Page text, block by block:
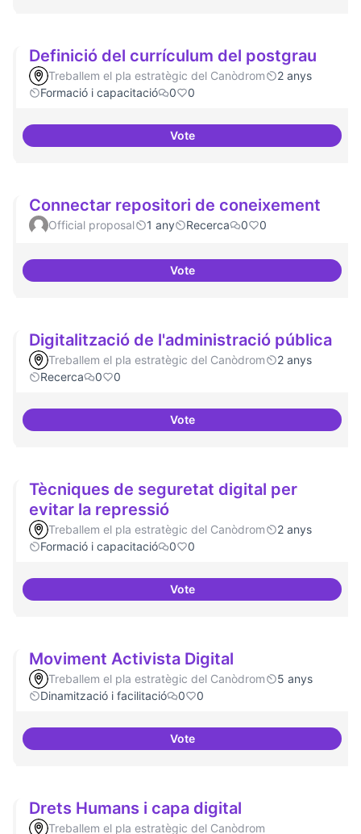
Definició del currículum del postgrau
Treballem el pla estratègic del Canòdrom
2 anys
Formació i capacitació
0 0
VoteDefinició del currículum del
Connectar repositori de coneixement
Official proposal 1 any Recerca 0 0
VoteConnectar repositori de
Digitalització de l'administració pública
Treballem el pla estratègic del Canòdrom
2 anys
Recerca
0 0
VoteDigitalització de l'administració
Tècniques de seguretat digital per
evitar la repressió
Treballem el pla estratègic del Canòdrom
2 anys
Formació i capacitació
0 0
VoteTècniques de seguretat digital
Moviment Activista Digital
Treballem el pla estratègic del Canòdrom
5 anys
Dinamització i facilitació
0 0
VoteMoviment Activista Digital
Drets Humans i capa digital
Treballem el pla estratègic del Canòdrom